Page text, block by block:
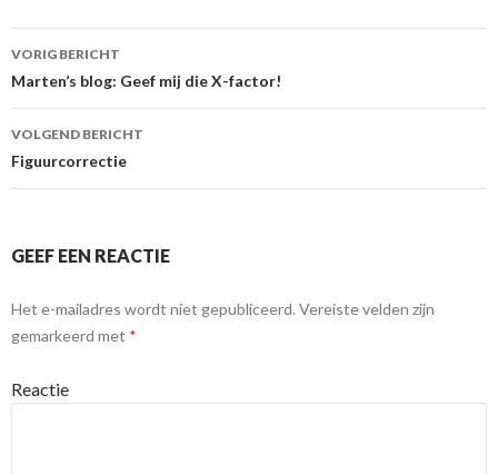
Berichtnavigatie
VORIG BERICHT
Marten’s blog: Geef mij die X-factor!
VOLGEND BERICHT
Figuurcorrectie
GEEF EEN REACTIE
Het e-mailadres wordt niet gepubliceerd. Vereiste velden zijn
gemarkeerd met *
Reactie